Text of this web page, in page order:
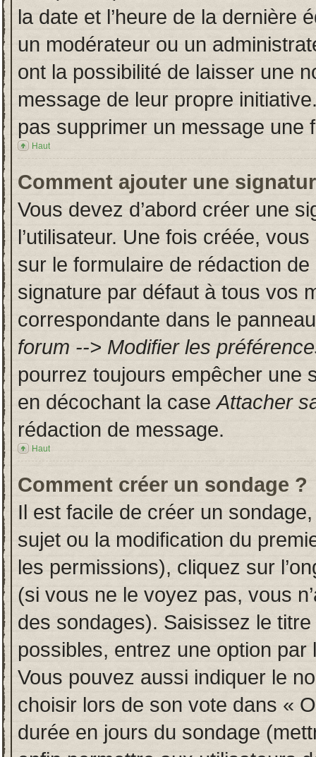
la date et l’heure de la dernière
un modérateur ou un
ont la possibilité de laisser une
message de leur propre
pas supprimer un message une
Haut
Comment ajouter une
Vous devez d’abord créer une
l’utilisateur. Une fois créée,
sur le formulaire de rédaction
signature par défaut à tous vos
correspondante dans le
forum --> Modifier les
pourrez toujours empêcher une
en décochant la caseAttacher
rédaction de message.
Haut
Comment créer un sondage ?
Il est facile de créer un
sujet ou la modification du
les permissions), cliquez sur
(si vous ne le voyez pas, vous
des sondages). Saisissez le
possibles, entrez une option
Vous pouvez aussi indiquer le
choisir lors de son vote dans «
durée en jours du sondage